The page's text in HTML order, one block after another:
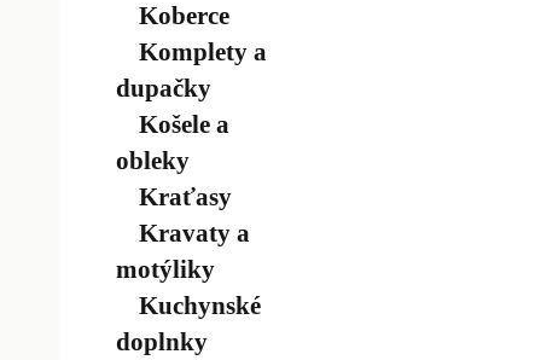
Koberce
Komplety a
dupačky
Košele a
obleky
Kraťasy
Kravaty a
motýliky
Kuchynské
doplnky